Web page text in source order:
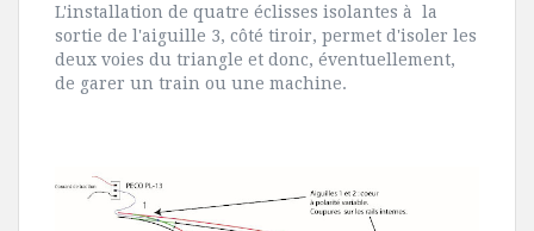
L'installation de quatre éclisses isolantes à la
sortie de l'aiguille 3, côté tiroir, permet d'isoler les
deux voies du triangle et donc, éventuellement,
de garer un train ou une machine.